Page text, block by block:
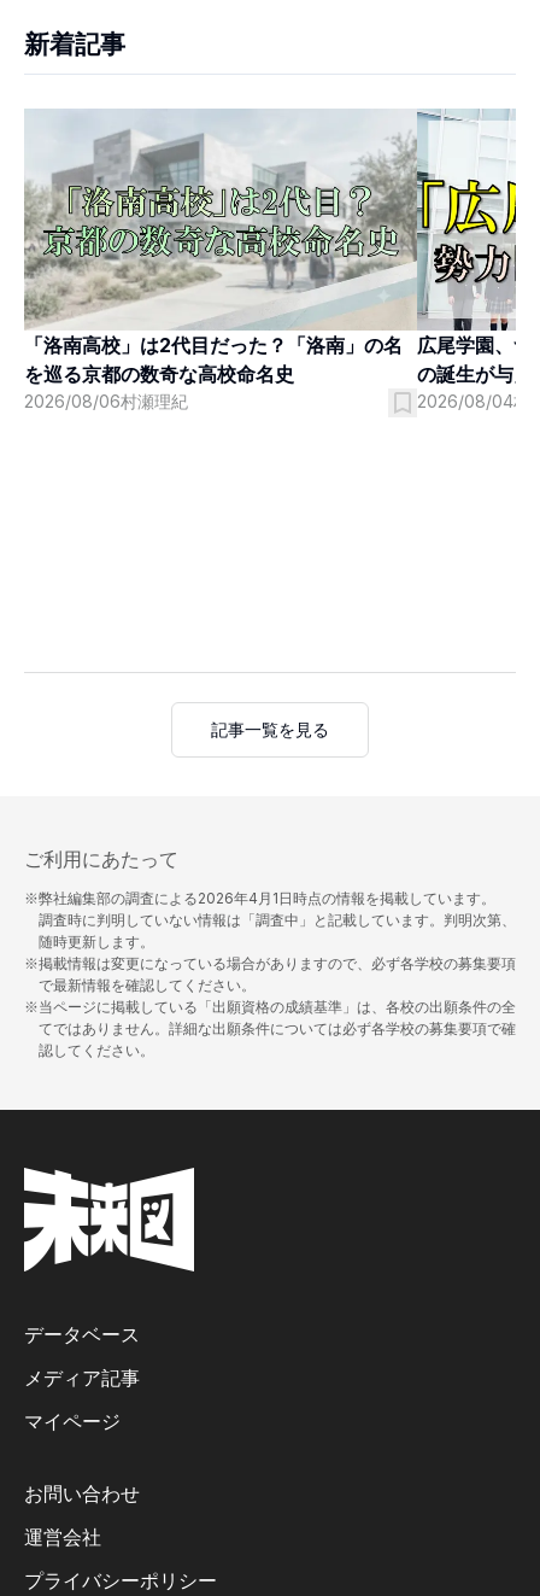
新着記事
「洛南高校」は2代目だった？「洛南」の名
を巡る京都の数奇な高校命名史
2026/08/06村瀬理紀
広尾学園、
の誕生が与え
2026/08/04村
記事一覧を見る
ご利用にあたって
※弊社編集部の調査による2026年4月1日時点の情報を掲載しています。
調査時に判明していない情報は「調査中」と記載しています。判明次第、
随時更新します。
※掲載情報は変更になっている場合がありますので、必ず各学校の募集要項
で最新情報を確認してください。
※当ページに掲載している「出願資格の成績基準」は、各校の出願条件の全
てではありません。詳細な出願条件については必ず各学校の募集要項で確
認してください。
データベース
メディア記事
マイページ
お問い合わせ
運営会社
プライバシーポリシー